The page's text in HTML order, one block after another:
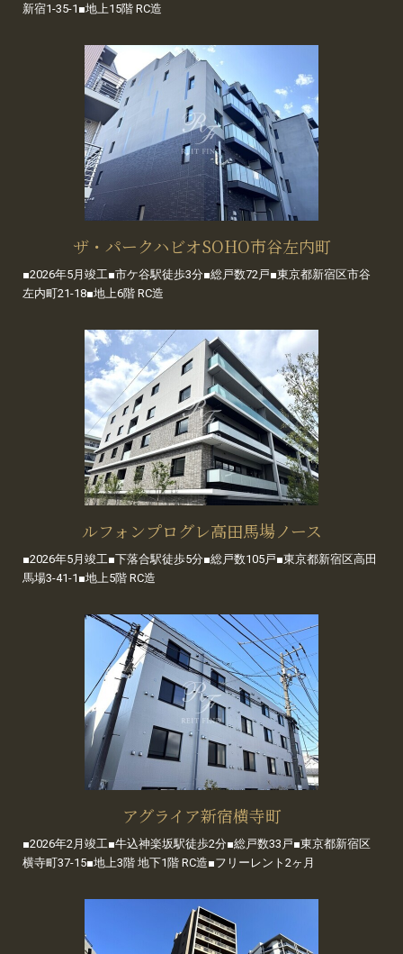
新宿1-35-1■地上15階 RC造
ザ・パークハビオSOHO市谷左内町
■2026年5月竣工■市ケ谷駅徒歩3分■総戸数72戸■東京都新宿区市谷
左内町21-18■地上6階 RC造
ルフォンプログレ高田馬場ノース
■2026年5月竣工■下落合駅徒歩5分■総戸数105戸■東京都新宿区高田
馬場3-41-1■地上5階 RC造
アグライア新宿横寺町
■2026年2月竣工■牛込神楽坂駅徒歩2分■総戸数33戸■東京都新宿区
横寺町37-15■地上3階 地下1階 RC造■フリーレント2ヶ月